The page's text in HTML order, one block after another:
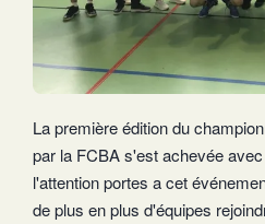
La première édition du
par la FCBA s'est achevée
l'attention portes a cet
de plus en plus d'équipes